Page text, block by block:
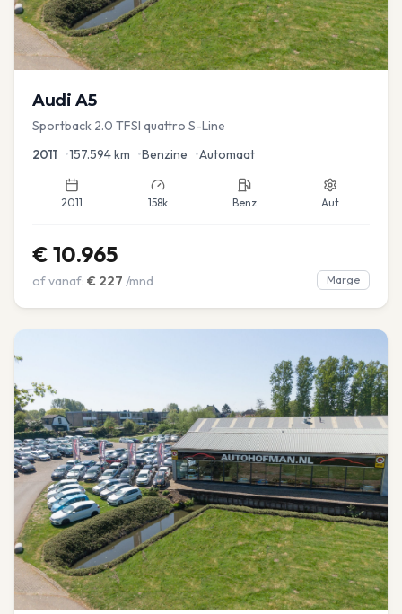
Audi A5
Sportback 2.0 TFSI quattro S-Line
2011 •157.594km •Benzine •Automaat
2011 158k Benz Aut
€ 10.965
of vanaf: € 227 /mnd Marge